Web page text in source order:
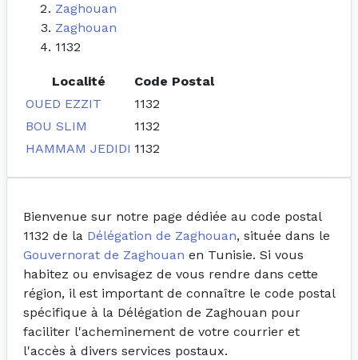
Zaghouan
Zaghouan
1132
Localité
Code Postal
OUED EZZIT
1132
BOU SLIM
1132
HAMMAM JEDIDI 1132
Bienvenue sur notre page dédiée au code postal
1132 de la Délégation de Zaghouan, située dans le
Gouvernorat de Zaghouan en Tunisie. Si vous
habitez ou envisagez de vous rendre dans cette
région, il est important de connaître le code postal
spécifique à la Délégation de Zaghouan pour
faciliter l'acheminement de votre courrier et
l'accès à divers services postaux.